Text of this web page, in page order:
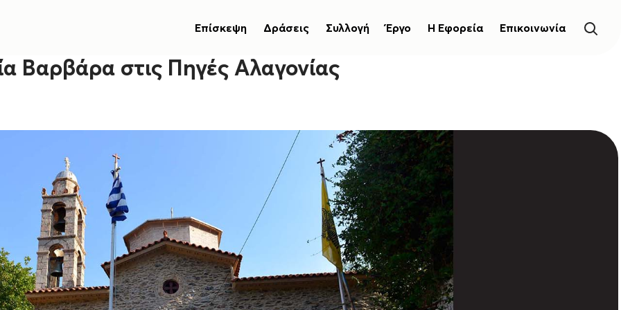
Επίσκεψη Δράσεις Συλλογή Έργο Η Εφορεία Επικοινωνία
Βαρβάρα στις Πηγές Αλαγονίας